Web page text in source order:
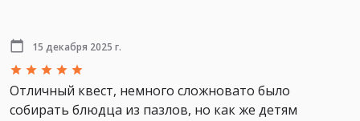
15 декабря 2025 г.
Отличный квест, немного сложновато было
собирать блюдца из пазлов, но как же детям